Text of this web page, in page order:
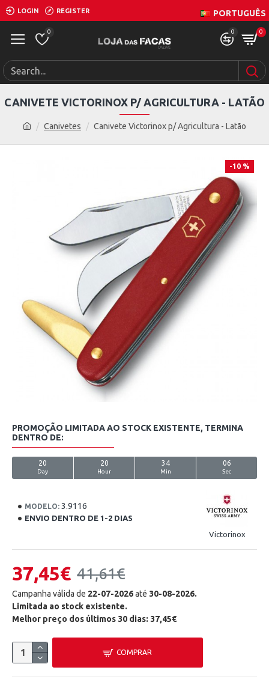
LOGIN REGISTER PORTUGUÊS
0 0 0
Canivetes Canivete Victorinox p/ Agricultura - Latão
CANIVETE VICTORINOX P/ AGRICULTURA - LATÃO
-10 %
MODELO: 3.9116
ENVIO DENTRO DE 1-2 DIAS
Victorinox
PROMOÇÃO LIMITADA AO STOCK EXISTENTE, TERMINA
DENTRO DE:
20
Day
20
Hour
34
Min
06
Sec
37,45€ 41,61€
Campanha válida de 22-07-2026até 30-08-2026.
Limitada ao stock existente.
Melhor preço dos últimos 30 dias: 37,45€
COMPRAR